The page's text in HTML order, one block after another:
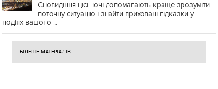
Сновидіння цієї ночі допомагають краще зрозуміти
поточну ситуацію і знайти приховані підказки у
подіях вашого ...
БІЛЬШЕ МАТЕРІАЛІВ